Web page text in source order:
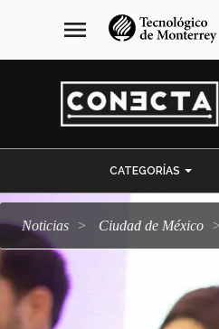
navegación
principal
menu
CATEGORÍAS
Noticias Ciudad de México